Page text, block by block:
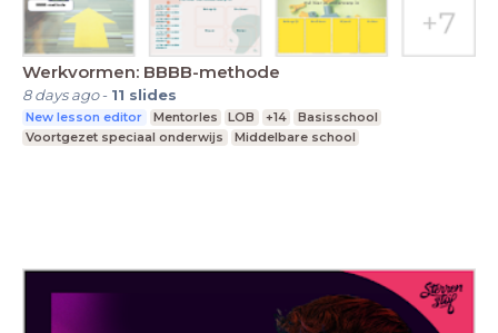
Werkvormen: BBBB-methode
8 days ago- 11 slides
New lesson editor Mentorles LOB +14
Basisschool
Voortgezet speciaal onderwijs
Middelbare school